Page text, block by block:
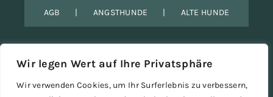
Wir legen Wert auf Ihre Privatsphäre
Wir verwenden Cookies, um Ihr Surferlebnis zu verbessern,
AGB
ANGSTHUNDE ALTE HUNDE